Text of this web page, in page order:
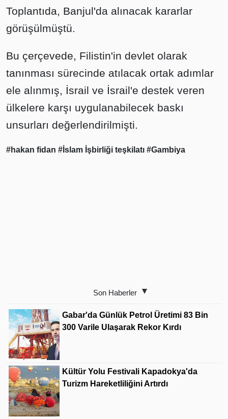
Toplantıda, Banjul'da alınacak kararlar
görüşülmüştü.
Bu çerçevede, Filistin'in devlet olarak
tanınması sürecinde atılacak ortak adımlar
ele alınmış, İsrail ve İsrail'e destek veren
ülkelere karşı uygulanabilecek baskı
unsurları değerlendirilmişti.
#hakan fidan #İslam İşbirliği teşkilatı #Gambiya
Son Haberler
Gabar'da Günlük Petrol Üretimi 83 Bin
300 Varile Ulaşarak Rekor Kırdı
Kültür Yolu Festivali Kapadokya'da
Turizm Hareketliliğini Artırdı